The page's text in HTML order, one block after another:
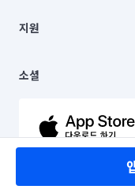
상품, 상품정보, 거래에 관
언론 보도 관련 문의:
© 유한회사 미소. Miso,
이사
지원
이용약관
문의하기
소셜
유튜브